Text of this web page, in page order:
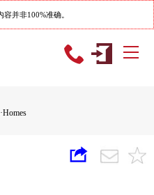
并非100%准确。